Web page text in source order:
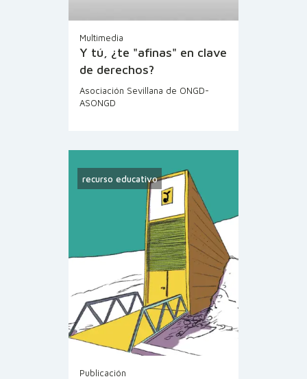
Multimedia
Y tú, ¿te "afinas" en clave
de derechos?
Asociación Sevillana de ONGD-
ASONGD
recurso educativo
Publicación